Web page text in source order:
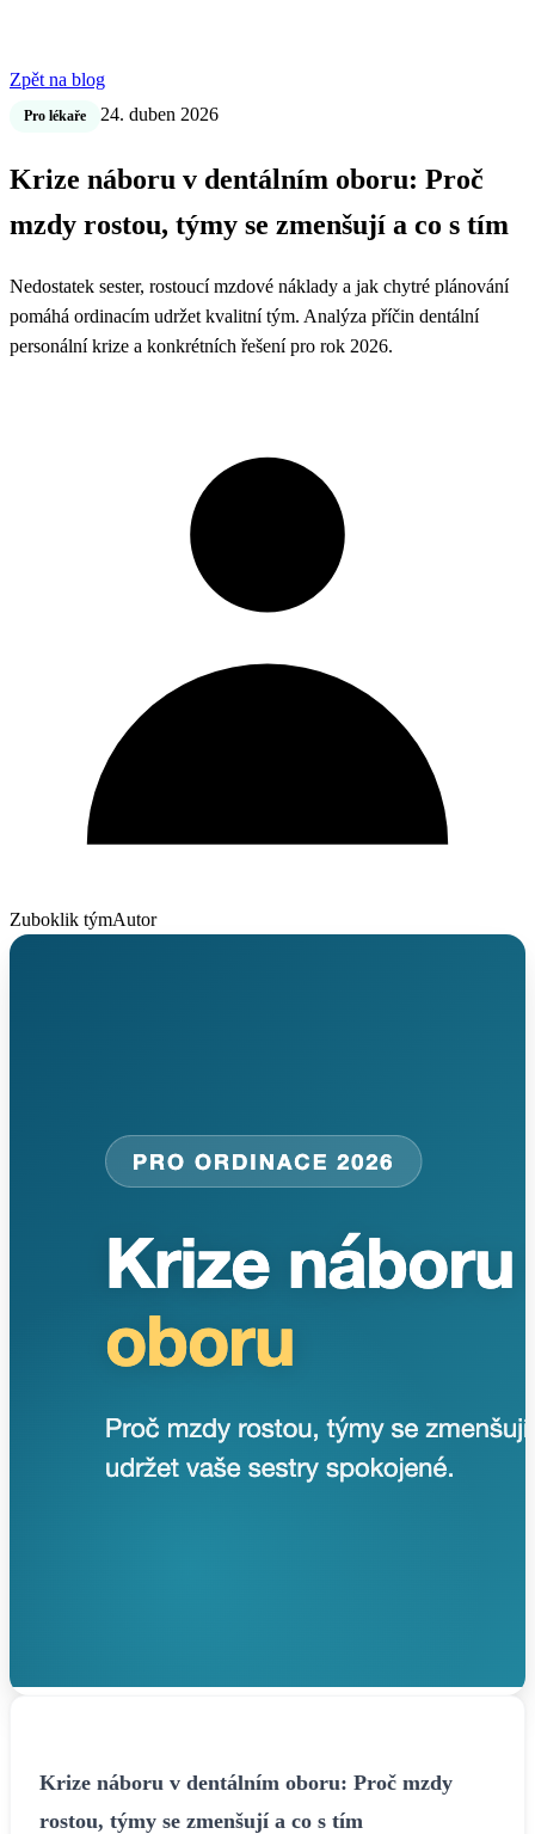
Zpět na blog
Pro lékaře 24. duben 2026
Krize náboru v dentálním oboru: Proč
mzdy rostou, týmy se zmenšují a co s tím
Nedostatek sester, rostoucí mzdové náklady a jak chytré plánování
pomáhá ordinacím udržet kvalitní tým. Analýza příčin dentální
personální krize a konkrétních řešení pro rok 2026.
Zuboklik týmAutor
Krize náboru v dentálním oboru: Proč mzdy
rostou, týmy se zmenšují a co s tím